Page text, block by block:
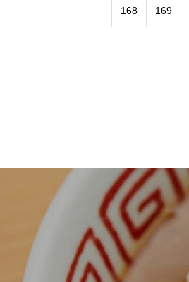
168 169